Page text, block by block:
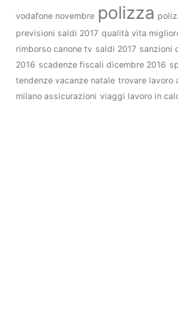
vodafone novembre polizza
previsioni saldi 2017 qualità vita
rimborso canone tv saldi 2017 sanzioni
2016 scadenze fiscali dicembre 2016
tendenze vacanze natale trovare lavoro
milano assicurazioni viaggi lavoro in